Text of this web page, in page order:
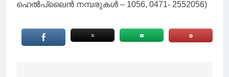
ഹെൽപ്‌ലൈൻ നമ്പരുകൾ – 1056, 0471- 2552056)